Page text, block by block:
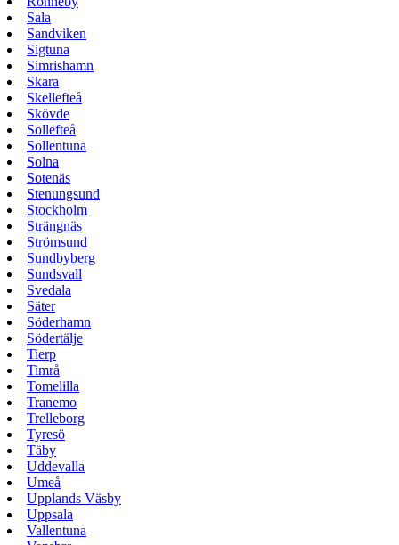
Sala
Sandviken
Sigtuna
Simrishamn
Skara
Skellefteå
Skövde
Sollefteå
Sollentuna
Solna
Sotenäs
Stenungsund
Stockholm
Strängnäs
Strömsund
Sundbyberg
Sundsvall
Svedala
Säter
Söderhamn
Södertälje
Tierp
Timrå
Tomelilla
Tranemo
Trelleborg
Tyresö
Täby
Uddevalla
Umeå
Upplands Väsby
Uppsala
Vallentuna